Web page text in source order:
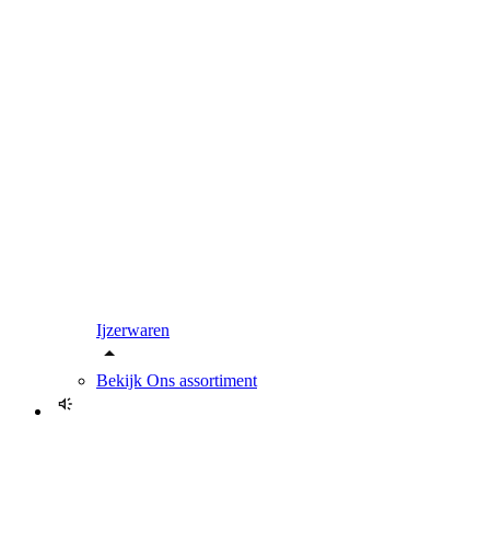
Ijzerwaren
Bekijk Ons assortiment